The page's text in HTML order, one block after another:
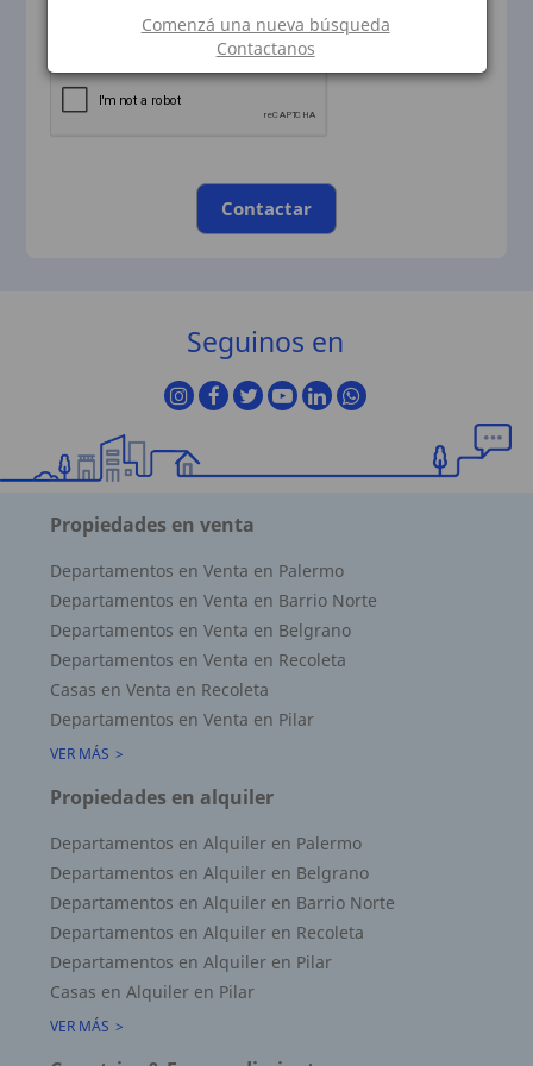
Contactar
Comenzá una nueva búsqueda
Contactanos
Seguinos en
Propiedades en venta
Departamentos en Venta en Palermo
Departamentos en Venta en Barrio Norte
Departamentos en Venta en Belgrano
Departamentos en Venta en Recoleta
Casas en Venta en Recoleta
Departamentos en Venta en Pilar
VER MÁS
Propiedades en alquiler
Departamentos en Alquiler en Palermo
Departamentos en Alquiler en Belgrano
Departamentos en Alquiler en Barrio Norte
Departamentos en Alquiler en Recoleta
Departamentos en Alquiler en Pilar
Casas en Alquiler en Pilar
VER MÁS